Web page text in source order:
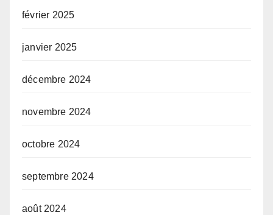
février 2025
janvier 2025
décembre 2024
novembre 2024
octobre 2024
septembre 2024
août 2024